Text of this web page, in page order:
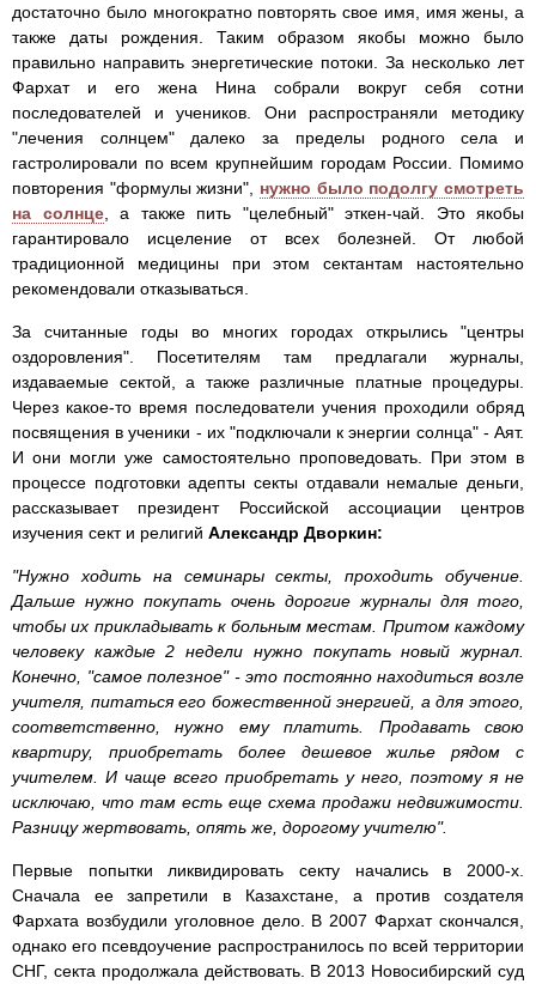
достаточно было многократно повторять свое имя, имя жены, а
также даты рождения. Таким образом якобы можно было
правильно направить энергетические потоки. За несколько лет
Фархат и его жена Нина собрали вокруг себя сотни
последователей и учеников. Они распространяли методику
"лечения солнцем" далеко за пределы родного села и
гастролировали по всем крупнейшим городам России. Помимо
повторения "формулы жизни", нужно было подолгу смотреть
на солнце, а также пить "целебный" эткен-чай. Это якобы
гарантировало исцеление от всех болезней. От любой
традиционной медицины при этом сектантам настоятельно
рекомендовали отказываться.
За считанные годы во многих городах открылись "центры
оздоровления". Посетителям там предлагали журналы,
издаваемые сектой, а также различные платные процедуры.
Через какое-то время последователи учения проходили обряд
посвящения в ученики - их "подключали к энергии солнца" - Аят.
И они могли уже самостоятельно проповедовать. При этом в
процессе подготовки адепты секты отдавали немалые деньги,
рассказывает президент Российской ассоциации центров
изучения сект и религий Александр Дворкин:
"Нужно ходить на семинары секты, проходить обучение.
Дальше нужно покупать очень дорогие журналы для того,
чтобы их прикладывать к больным местам. Притом каждому
человеку каждые 2 недели нужно покупать новый журнал.
Конечно, "самое полезное" - это постоянно находиться возле
учителя, питаться его божественной энергией, а для этого,
соответственно, нужно ему платить. Продавать свою
квартиру, приобретать более дешевое жилье рядом с
учителем. И чаще всего приобретать у него, поэтому я не
исключаю, что там есть еще схема продажи недвижимости.
Разницу жертвовать, опять же, дорогому учителю".
Первые попытки ликвидировать секту начались в 2000-х.
Сначала ее запретили в Казахстане, а против создателя
Фархата возбудили уголовное дело. В 2007 Фархат скончался,
однако его псевдоучение распространилось по всей территории
СНГ, секта продолжала действовать. В 2013 Новосибирский суд